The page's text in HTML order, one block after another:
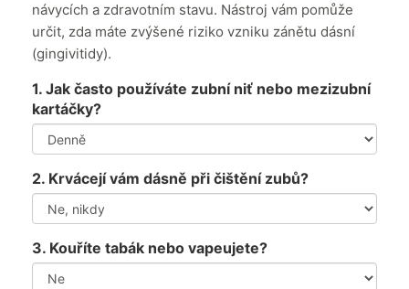
návycích a zdravotním stavu. Nástroj vám pomůže
určit, zda máte zvýšené riziko vzniku zánětu dásní
(gingivitidy).
1. Jak často používáte zubní niť nebo mezizubní
kartáčky?
2. Krvácejí vám dásně při čištění zubů?
3. Kouříte tabák nebo vapeujete?